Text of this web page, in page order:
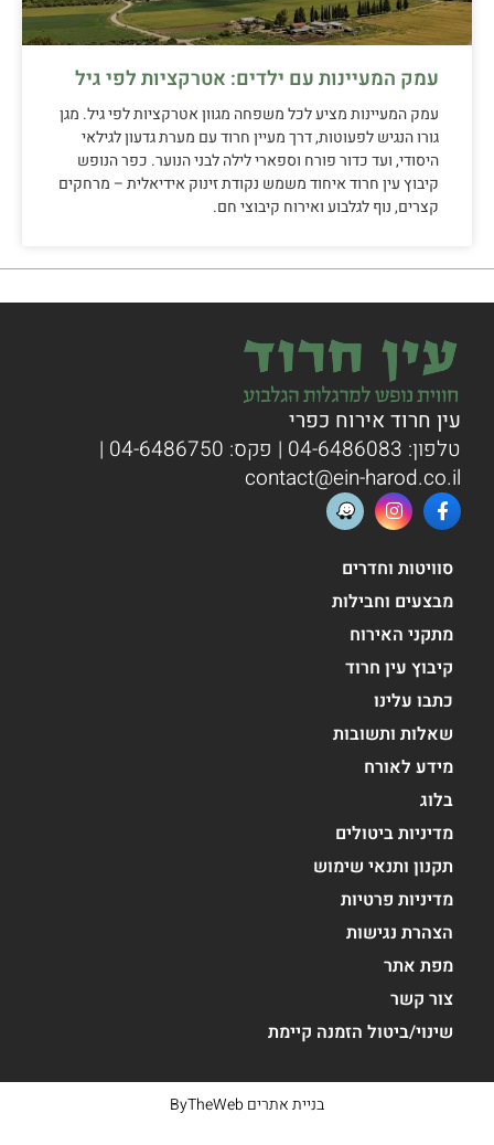
עמק המעיינות עם ילדים: אטרקציות לפי גיל
עמק המעיינות מציע לכל משפחה מגוון אטרקציות לפי גיל. מגן
גורו הנגיש לפעוטות, דרך מעיין חרוד עם מערת גדעון לגילאי
היסודי, ועד כדור פורח וספארי לילה לבני הנוער. כפר הנופש
קיבוץ עין חרוד איחוד משמש נקודת זינוק אידיאלית – מרחקים
קצרים, נוף לגלבוע ואירוח קיבוצי חם.
עין חרוד אירוח כפרי
טלפון: 04-6486083 | פקס: 04-6486750 |
contact@ein-harod.co.il
סוויטות וחדרים
מבצעים וחבילות
מתקני האירוח
קיבוץ עין חרוד
כתבו עלינו
שאלות ותשובות
מידע לאורח
בלוג
מדיניות ביטולים
תקנון ותנאי שימוש
מדיניות פרטיות
הצהרת נגישות
מפת אתר
צור קשר
שינוי/ביטול הזמנה קיימת
בניית אתרים ByTheWeb